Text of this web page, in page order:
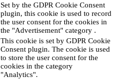
Set by the GDPR Cookie Consent
plugin, this cookie is used to record
the user consent for the cookies in
the "Advertisement" category .
This cookie is set by GDPR Cookie
Consent plugin. The cookie is used
to store the user consent for the
cookies in the category
"Analytics".